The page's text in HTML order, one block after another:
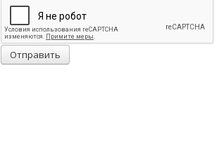
Отправить